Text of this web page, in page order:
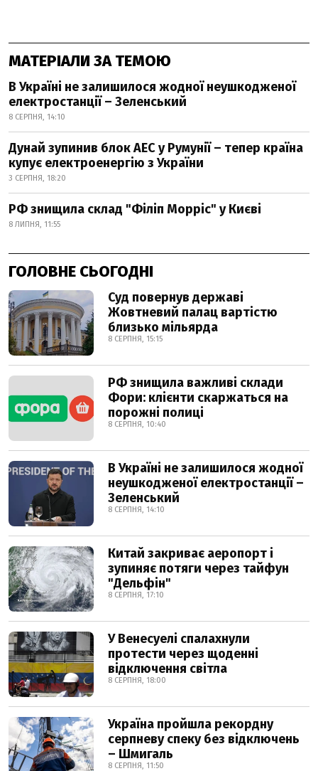
МАТЕРІАЛИ ЗА ТЕМОЮ
В Україні не залишилося жодної неушкодженої
електростанції – Зеленський
8 СЕРПНЯ, 14:10
Дунай зупинив блок АЕС у Румунії – тепер країна
купує електроенергію з України
3 СЕРПНЯ, 18:20
РФ знищила склад "Філіп Морріс" у Києві
8 ЛИПНЯ, 11:55
ГОЛОВНЕ СЬОГОДНІ
Суд повернув державі
Жовтневий палац вартістю
близько мільярда
8 СЕРПНЯ, 15:15
РФ знищила важливі склади
Фори: клієнти скаржаться на
порожні полиці
8 СЕРПНЯ, 10:40
В Україні не залишилося жодної
неушкодженої електростанції –
Зеленський
8 СЕРПНЯ, 14:10
Китай закриває аеропорт і
зупиняє потяги через тайфун
"Дельфін"
8 СЕРПНЯ, 17:10
У Венесуелі спалахнули
протести через щоденні
відключення світла
8 СЕРПНЯ, 18:00
Україна пройшла рекордну
серпневу спеку без відключень
– Шмигаль
8 СЕРПНЯ, 11:50